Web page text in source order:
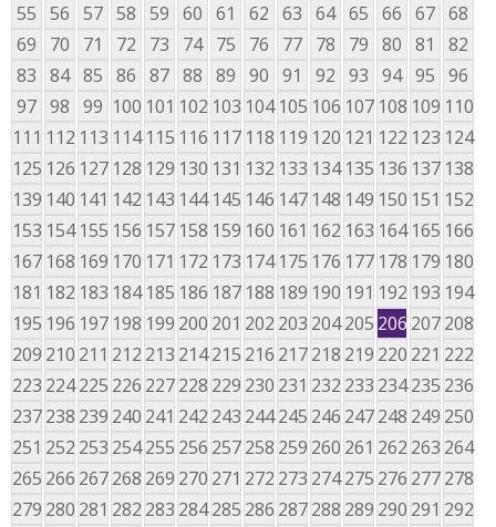
55 56 57 58 59 60 61 62 63 64 65 66 67 68
69
70 71 72 73 74 75 76 77 78 79 80 81
82
83 84 85 86 87 88 89 90 91 92 93 94 95 96
97 98 99 100 101 102 103 104 105 106 107 108 109 110
111 112 113 114 115 116 117 118 119 120 121 122 123 124
125 126 127 128 129 130 131 132 133 134 135 136 137 138
139 140 141 142 143 144 145 146 147 148 149 150 151 152
153 154 155 156 157 158 159 160 161 162 163 164 165 166
167 168 169 170 171 172 173 174 175 176 177 178 179 180
181 182 183 184 185 186 187 188 189 190 191 192 193 194
195 196 197 198 199 200 201 202 203 204205 206 207208
209 210 211 212 213 214215 216 217218 219 220 221 222
223 224225 226 227228 229 230 231 232 233 234235 236
237238 239 240 241 242 243 244245 246 247248 249 250
251 252 253 254255 256 257258 259 260 261 262 263 264
265 266 267268 269 270 271 272 273 274275 276 277278
279 280 281 282 283 284285 286 287288 289 290 291 292